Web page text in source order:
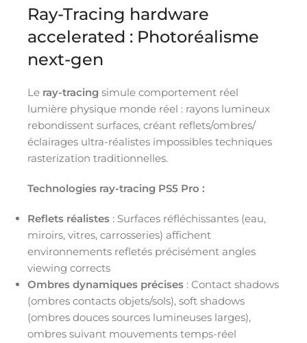
Ray-Tracing hardware
accelerated : Photoréalisme
next-gen
Le ray-tracing simule comportement réel
lumière physique monde réel : rayons lumineux
rebondissent surfaces, créant reflets/ombres/
éclairages ultra-réalistes impossibles techniques
rasterization traditionnelles.
Technologies ray-tracing PS5 Pro :
Reflets réalistes : Surfaces réfléchissantes (eau,
miroirs, vitres, carrosseries) affichent
environnements refletés précisément angles
viewing corrects
Ombres dynamiques précises : Contact shadows
(ombres contacts objets/sols), soft shadows
(ombres douces sources lumineuses larges),
ombres suivant mouvements temps-réel